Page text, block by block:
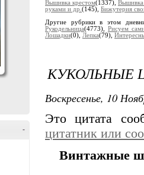
-
Вышивка крестом(1337), Вышивка
руками и др. (145), Бижутерия
Другие рубрики в этом
Рукодельница(4773), Рисуем
Лошадки(0), Лепка(79),
КУКОЛЬНЫЕ
Воскресенье, 10
Это цитата
цитатник или
Винтажные